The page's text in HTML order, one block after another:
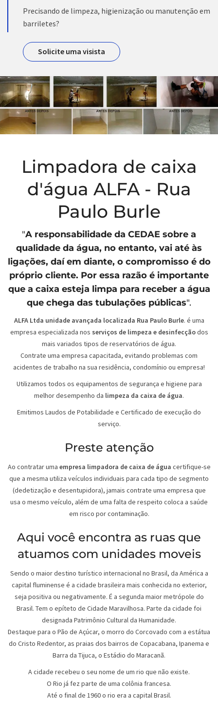
Precisando de limpeza, higienização ou manutenção em
barriletes?
Solicite uma visista
Limpadora de caixa
d'água ALFA - Rua
Paulo Burle
"A responsabilidade da CEDAE sobre a
qualidade da água, no entanto, vai até às
ligações, daí em diante, o compromisso é do
próprio cliente. Por essa razão é importante
que a caixa esteja limpa para receber a água
que chega das tubulações públicas".
ALFA Ltda unidade avançada localizada Rua Paulo Burle. é uma
empresa especializada nos serviços de limpeza e desinfecçãodos
mais variados tipos de reservatórios de água.
Contrate uma empresa capacitada, evitando problemas com
acidentes de trabalho na sua residência, condomínio ou empresa!
Utilizamos todos os equipamentos de segurança e higiene para
melhor desempenho da limpeza da caixa de água.
Emitimos Laudos de Potabilidade e Certificado de execução do
serviço.
Preste atenção
Ao contratar uma empresa limpadora de caixa de água certifique-se
que a mesma utiliza veículos individuais para cada tipo de segmento
(dedetização e desentupidora), jamais contrate uma empresa que
usa o mesmo veículo, além de uma falta de respeito coloca a saúde
em risco por contaminação.
Aqui você encontra as ruas que
atuamos com unidades moveis
Sendo o maior destino turístico internacional no Brasil, da América a
capital fluminense é a cidade brasileira mais conhecida no exterior,
seja positiva ou negativamente. É a segunda maior metrópole do
Brasil. Tem o epíteto de Cidade Maravilhosa. Parte da cidade foi
designada Patrimônio Cultural da Humanidade.
Destaque para o Pão de Açúcar, o morro do Corcovado com a estátua
do Cristo Redentor, as praias dos bairros de Copacabana, Ipanema e
Barra da Tijuca, o Estádio do Maracanã.
A cidade recebeu o seu nome de um rio que não existe.
O Rio já fez parte de uma colônia francesa.
Até o final de 1960 o rio era a capital Brasil.